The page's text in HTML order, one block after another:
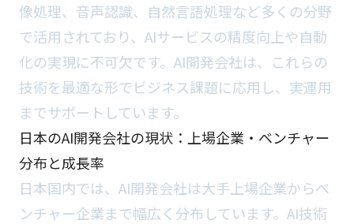
像処理、音声認識、自然言語処理など多くの分野
で活用されており、AIサービスの精度向上や自動
化の実現に不可欠です。AI開発会社は、これらの
技術を最適な形でビジネス課題に応用し、実運用
までサポートしています。
日本のAI開発会社の現状：上場企業・ベンチャー
分布と成長率
日本国内では、AI開発会社は大手上場企業からベ
ンチャー企業まで幅広く分布しています。AI技術